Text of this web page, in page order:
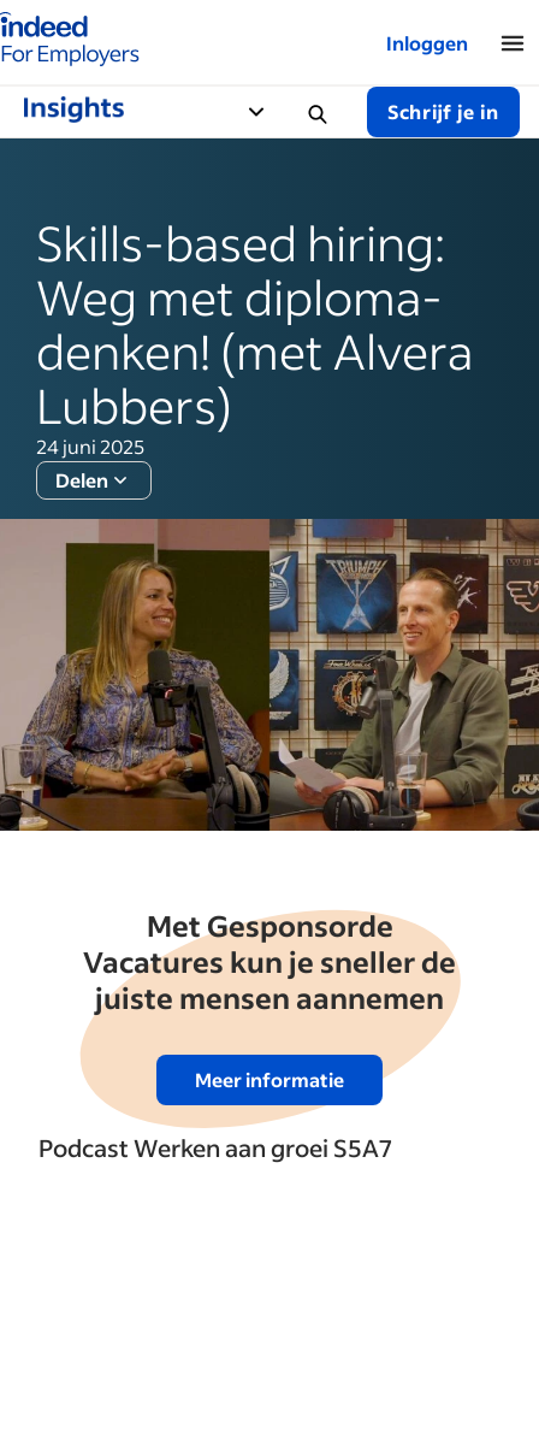
van Indeed - Voor werkgevers
Inloggen
Schrijf je in
Skills-based hiring:
Weg met diploma-
denken! (met Alvera
Lubbers)
24 juni 2025
Delen
Met Gesponsorde
Vacatures kun je sneller de
juiste mensen aannemen
Meer informatie
Podcast Werken aan groei S5A7